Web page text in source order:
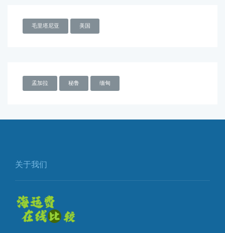
毛里塔尼亚 美国
孟加拉 秘鲁 缅甸
关于我们